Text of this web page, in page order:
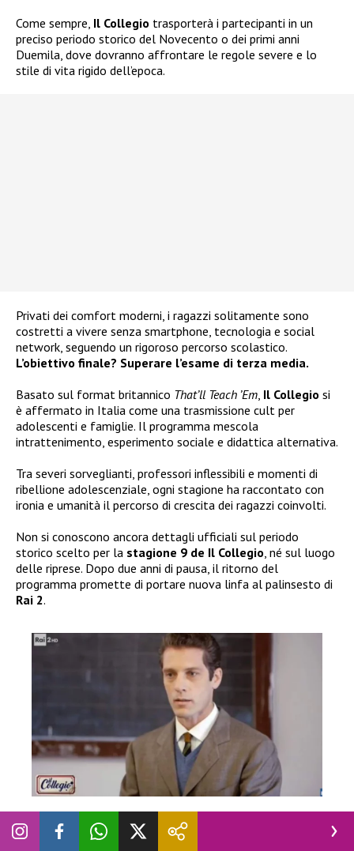
Come sempre, Il Collegio trasporterà i partecipanti in un
preciso periodo storico del Novecento o dei primi anni
Duemila, dove dovranno affrontare le regole severe e lo
stile di vita rigido dell’epoca.
Privati dei comfort moderni, i ragazzi solitamente sono
costretti a vivere senza smartphone, tecnologia e social
network, seguendo un rigoroso percorso scolastico.
L’obiettivo finale? Superare l’esame di terza media.
Basato sul format britannico That’ll Teach ’Em Il Collegio si
è affermato in Italia come una trasmissione cult per
adolescenti e famiglie. Il programma mescola
intrattenimento, esperimento sociale e didattica alternativa.
Tra severi sorveglianti, professori inflessibili e momenti di
ribellione adolescenziale, ogni stagione ha raccontato con
ironia e umanità il percorso di crescita dei ragazzi coinvolti.
Non si conoscono ancora dettagli ufficiali sul periodo
storico scelto per la stagione 9 de Il Collegio , né sul luogo
delle riprese. Dopo due anni di pausa, il ritorno del
programma promette di portare nuova linfa al palinsesto di
Rai 2.
REALITY
Il Collegio 9 si farà? Quando